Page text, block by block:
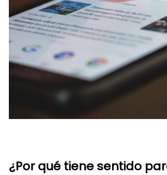
¿Por qué tiene sentido